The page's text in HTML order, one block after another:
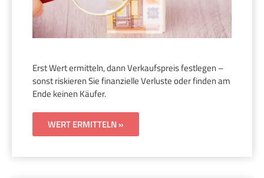
Erst Wert ermitteln, dann Verkaufspreis festlegen –
sonst riskieren Sie finanzielle Verluste oder finden am
Ende keinen Käufer.
WERT ERMITTELN »